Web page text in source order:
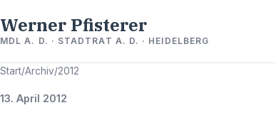
Werner Pfisterer
MDL A. D. · STADTRAT A. D. · HEIDELBERG
Start/Archiv/2012
13. April 2012